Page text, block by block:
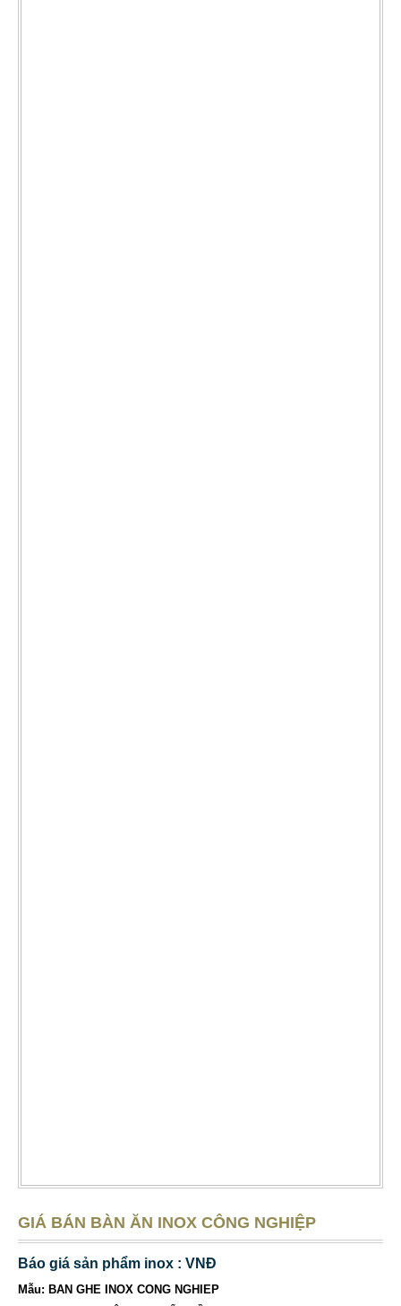
GIÁ BÁN BÀN ĂN INOX CÔNG NGHIỆP
Báo giá sản phẩm inox : VNĐ
Mẫu: BAN GHE INOX CONG NGHIEP